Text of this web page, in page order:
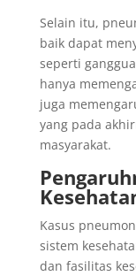
Selain itu,
baik dapat
seperti
hanya
juga
yang pada
masyarakat.
Kasus
sistem
dan fasilitas